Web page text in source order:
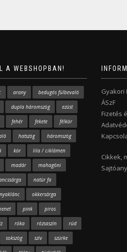
A WEBSHOPBAN!
arany bedugós fülbevaló
dupla háromszög ezüst
fehér fekete félkör
hatszög háromszög
kör lila / ciklámen
madár mahagóni
natúr fa
nyaklánc okkersárga
pink piros
róka rózsaszín rúd
sokszög szív szürke
Gyakori
ÁSzF
Fizetés
Cikkek,